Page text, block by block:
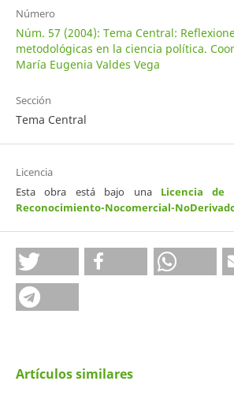
Número
Núm. 57 (2004): Tema Central:
metodológicas en la ciencia política.
María Eugenia Valdes Vega
Sección
Tema Central
Licencia
Esta obra está bajo una Licencia de
Reconocimiento-Nocomercial-
Artículos similares